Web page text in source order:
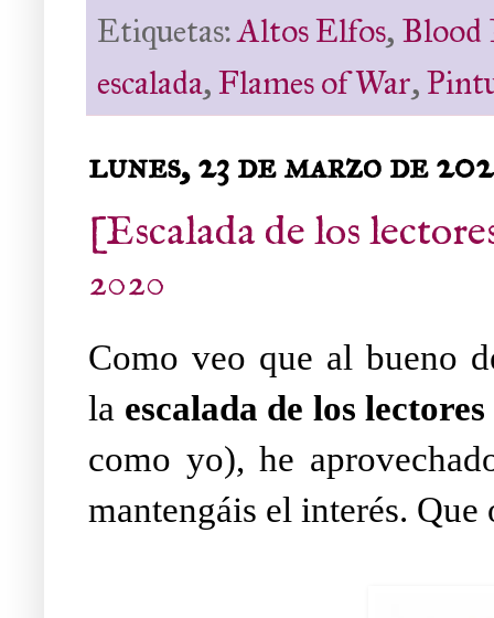
Etiquetas:Altos Elfos, Blood
escalada,Flames of War,
lunes, 23 de marzo de
[Escalada de los
2020
Como veo que al bueno
la escalada de los lectores
como yo), he
mantengáis el interés. Que